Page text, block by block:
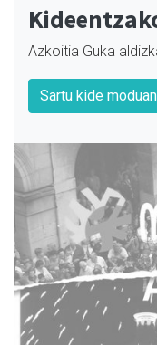
Azkoitia Guka
Sartu kide moduan